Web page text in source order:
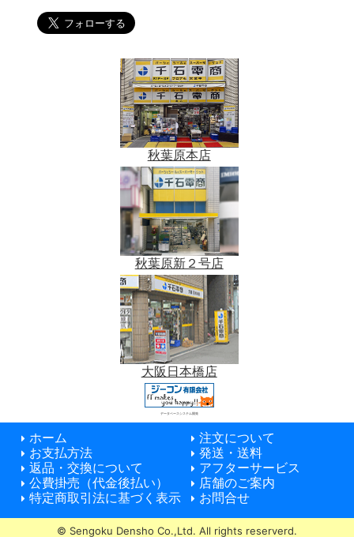
秋葉原本店
秋葉原新２号店
大阪日本橋店
データベースシステム開発
ホーム
注文について
お支払方法
発送・送料
返品・交換について
アフターサービス
公費掛売（代金後払い）
店舗のご案内
特定商取引法に基づく表示
お問合せ
© Sengoku Densho Co.,Ltd. All rights reserverd.